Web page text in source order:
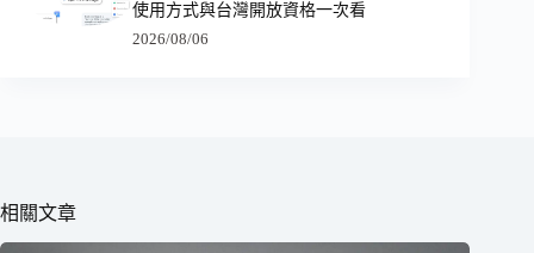
使用方式與台灣開放資格一次看
2026/08/06
相關文章